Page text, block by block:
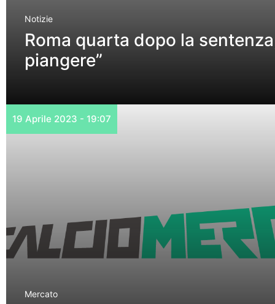
Notizie
Roma quarta dopo la
piangere”
19 Aprile 2023 - 19:07
Mercato